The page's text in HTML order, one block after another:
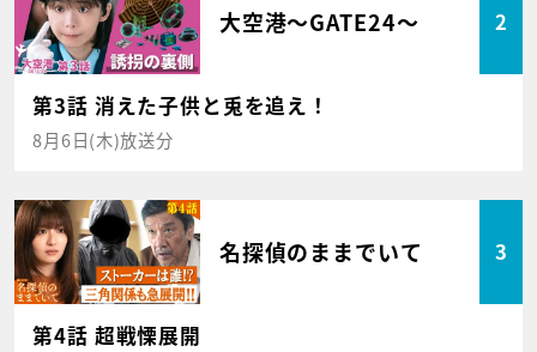
大空港～GATE24～ 2
第3話 消えた子供と兎を追え！
8月6日(木)放送分
名探偵のままでいて 3
第4話 超戦慄展開